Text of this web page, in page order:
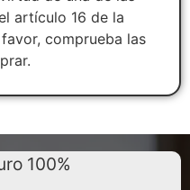
artículo 16 de la
comprueba las
100%